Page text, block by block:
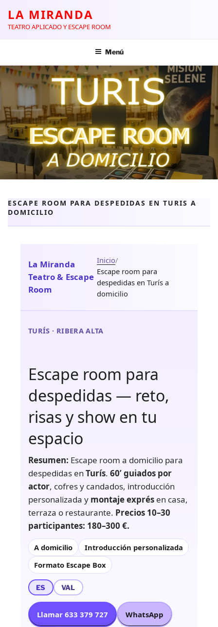
LA MIRANDA
TEATRO APLICADO Y ESCAPE ROOM
Menú
ESCAPE ROOM PARA DESPEDIDAS EN TURIS A
DOMICILIO
La Miranda
Teatro & Escape
Room
Inicio/
Escape room para
despedidas en Turís a
domicilio
TURÍS · RIBERA ALTA
Escape room para
despedidas — reto,
risas y show en tu
espacio
Resumen: Escape room a domicilio para
despedidas en Turís. 60’ guiados por
actor, cofres y candados, introducción
personalizada y montaje exprés en casa,
terraza o restaurante. Precios 10–30
participantes: 180–300 €.
A domicilio
Introducción personalizada
Formato Escape Box
ES VAL
Llamar 633 379 727 WhatsApp